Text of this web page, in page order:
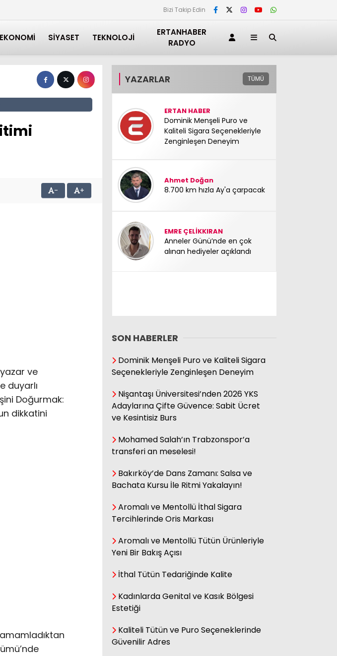
Bizi Takip Edin
EKONOMI SIYASET TEKNOLOJI
ERTANHABER
RADYO
- +
ve
duyarlı
Doğurmak:
dikkatini
YAZARLAR TÜMÜ
ERTAN HABER
Dominik Menşeli Puro ve
Kaliteli Sigara Seçenekleriyle
Zenginleşen Deneyim
Ahmet Doğan
8.700 km hızla Ay'a çarpacak
EMRE ÇELİKKIRAN
Anneler Günü’nde en çok
alınan hediyeler açıklandı
SON HABERLER
Dominik Menşeli Puro ve Kaliteli Sigara
Seçenekleriyle Zenginleşen Deneyim
Nişantaşı Üniversitesi’nden 2026 YKS
Adaylarına Çifte Güvence: Sabit Ücret
ve Kesintisiz Burs
Mohamed Salah’ın Trabzonspor’a
transferi an meselesi!
Bakırköy’de Dans Zamanı: Salsa ve
Bachata Kursu İle Ritmi Yakalayın!
Aromalı ve Mentollü İthal Sigara
Tercihlerinde Oris Markası
Aromalı ve Mentollü Tütün Ürünleriyle
Yeni Bir Bakış Açısı
İthal Tütün Tedariğinde Kalite
Kadınlarda Genital ve Kasık Bölgesi
Estetiği
Kaliteli Tütün ve Puro Seçeneklerinde
Güvenilir Adres